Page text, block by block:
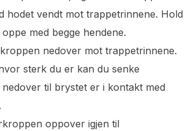
hodet vendt mot trappetrinnene. Hold
med begge hendene.
nedover mot trappetrinnene.
sterk du er kan du senke
til brystet er i kontakt med
oppover igjen til